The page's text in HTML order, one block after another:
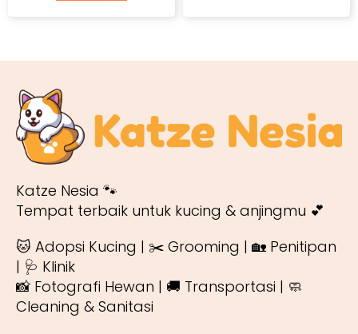
Katze Nesia 🐾
Tempat terbaik untuk kucing & anjingmu 💕
🐱 Adopsi Kucing | ✂️ Grooming | 🏡 Penitipan
| 🩺 Klinik
📸 Fotografi Hewan | 🚚 Transportasi | 🧼
Cleaning & Sanitasi